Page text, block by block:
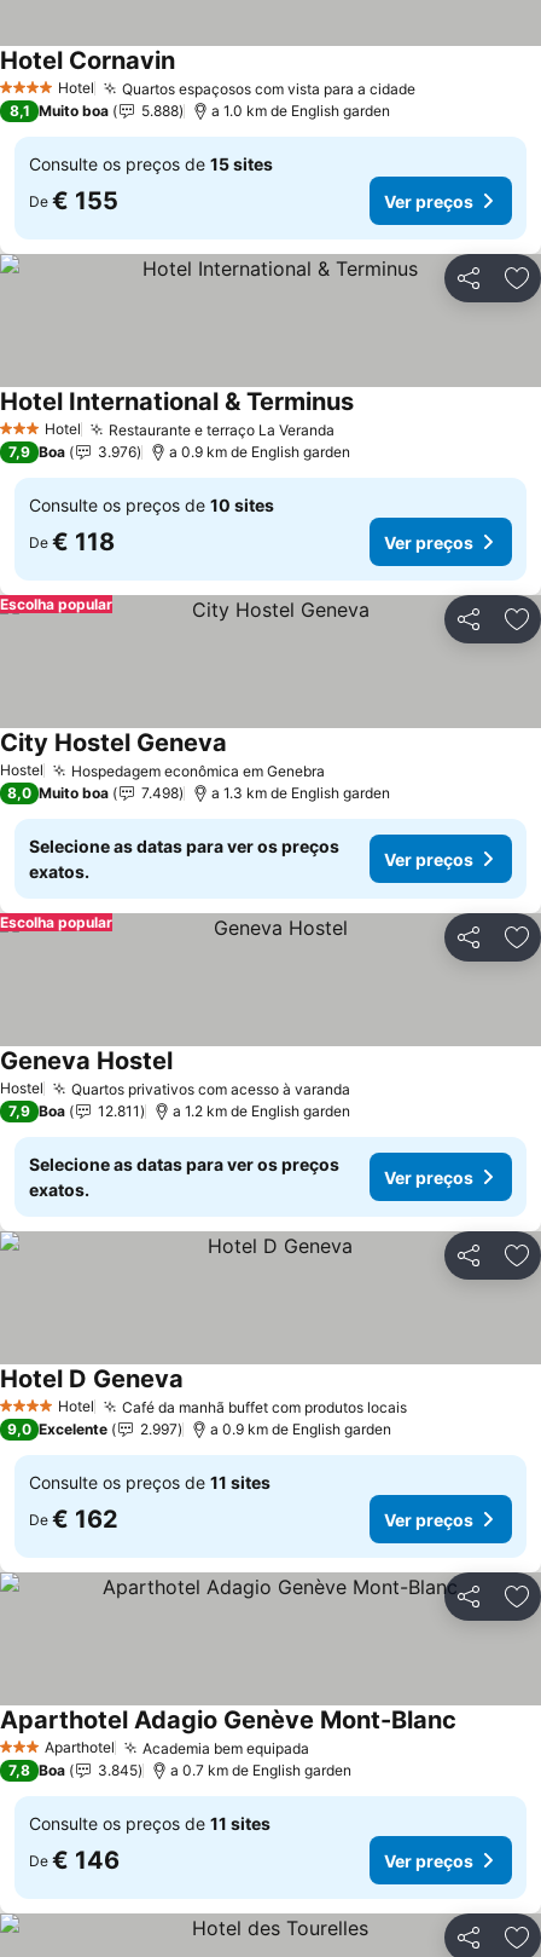
4 EstrelasHotel Quartos espaçosos com vista para a cidadeVer preços
Hotel CornavinVer preços
8,1 Muito boa 5.888 a 1.0 km de English garden
Consulte os preços de 15 sites
De € 155 Ver preços
Partilhar
3 EstrelasHotel Restaurante e terraço La Veranda
Hotel International & TerminusVer preços
7,9 Boa 3.976 a 0.9 km de English garden
Consulte os preços de 10 sites
De € 118 Ver preços
Partilhar
Escolha popular
Hostel Hospedagem econômica em Genebra
City Hostel Geneva
8,0 Muito boa 7.498 a 1.3 km de English garden
Selecione as datas para ver os preços
exatos.
Ver preços
Partilhar
Escolha popular
Hostel Quartos privativos com acesso à varanda
Geneva HostelVer preços
7,9 Boa 12.811 a 1.2 km de English garden
Selecione as datas para ver os preços
exatos.
Ver preços
Partilhar
4 EstrelasHotel Café da manhã buffet com produtos locaisVer preços
Hotel D Geneva
9,0 Excelente 2.997 a 0.9 km de English garden
Consulte os preços de 11 sites
De € 162 Ver preços
Partilhar
3 EstrelasAparthotel Academia bem equipada
Aparthotel Adagio Genève Mont-Blanc
7,8 Boa 3.845 a 0.7 km de English garden
Consulte os preços de 11 sites
De € 146 Ver preços
Partilhar